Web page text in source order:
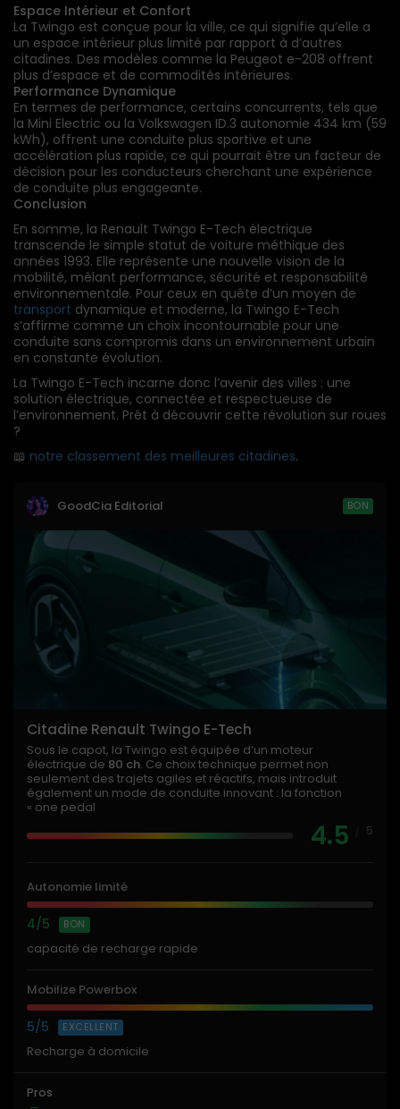
Espace Intérieur et Confort
La Twingo est conçue pour la ville, ce qui signifie qu’elle a
un espace intérieur plus limité par rapport à d’autres
citadines. Des modèles comme la Peugeot e-208 offrent
plus d’espace et de commodités intérieures.
Performance Dynamique
En termes de performance, certains concurrents, tels que
la Mini Electric ou la Volkswagen ID.3 autonomie 434 km (59
kWh), offrent une conduite plus sportive et une
accélération plus rapide, ce qui pourrait être un facteur de
décision pour les conducteurs cherchant une expérience
de conduite plus engageante.
Conclusion
En somme, la Renault Twingo E-Tech électrique
transcende le simple statut de voiture méthique des
années 1993. Elle représente une nouvelle vision de la
mobilité, mêlant performance, sécurité et responsabilité
environnementale. Pour ceux en quête d’un moyen de
transport dynamique et moderne, la Twingo E-Tech
s’affirme comme un choix incontournable pour une
conduite sans compromis dans un environnement urbain
en constante évolution.
La Twingo E-Tech incarne donc l’avenir des villes : une
solution électrique, connectée et respectueuse de
l’environnement. Prêt à découvrir cette révolution sur roues
?
📖 notre classement des meilleures citadines.
GoodCia Editorial BON
Citadine Renault Twingo E-Tech
Sous le capot, la Twingo est équipée d’un moteur
électrique de 80 ch. Ce choix technique permet non
seulement des trajets agiles et réactifs, mais introduit
également un mode de conduite innovant : la fonction
« one pedal
4.5 5
Autonomie limité
4/5 BON
capacité de recharge rapide
Mobilize Powerbox
5/5 EXCELLENT
Recharge à domicile
Pros